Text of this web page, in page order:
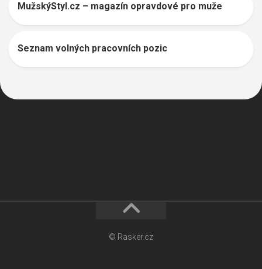
MužskýStyl.cz – magazín opravdové pro muže
Seznam volných pracovních pozic
© Rasker.cz